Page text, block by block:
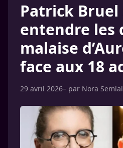
Patrick
entendre les
malaise
face aux 18
29 avril 2026– par Nora